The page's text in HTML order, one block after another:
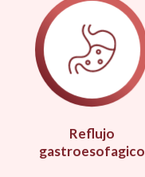
Reflujo
gastroesofagico